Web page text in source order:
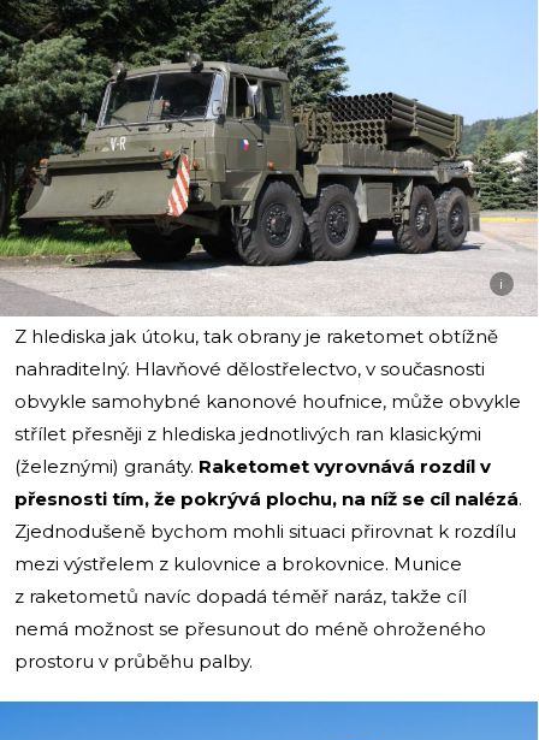
i
Z hlediska jak útoku, tak obrany je raketomet obtížně
nahraditelný. Hlavňové dělostřelectvo, v současnosti
obvykle samohybné kanonové houfnice, může obvykle
střílet přesněji z hlediska jednotlivých ran klasickými
(železnými) granáty. Raketomet vyrovnává rozdíl v
přesnosti tím, že pokrývá plochu, na níž se cíl nalézá.
Zjednodušeně bychom mohli situaci přirovnat k rozdílu
mezi výstřelem z kulovnice a brokovnice. Munice
z raketometů navíc dopadá téměř naráz, takže cíl
nemá možnost se přesunout do méně ohroženého
prostoru v průběhu palby.